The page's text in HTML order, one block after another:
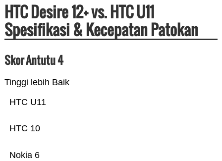
HTC Desire 12+ vs. HTC U11
Spesifikasi & Kecepatan Patokan
Skor Antutu 4
Tinggi lebih Baik
Nokia 6
HTC 10
HTC U11